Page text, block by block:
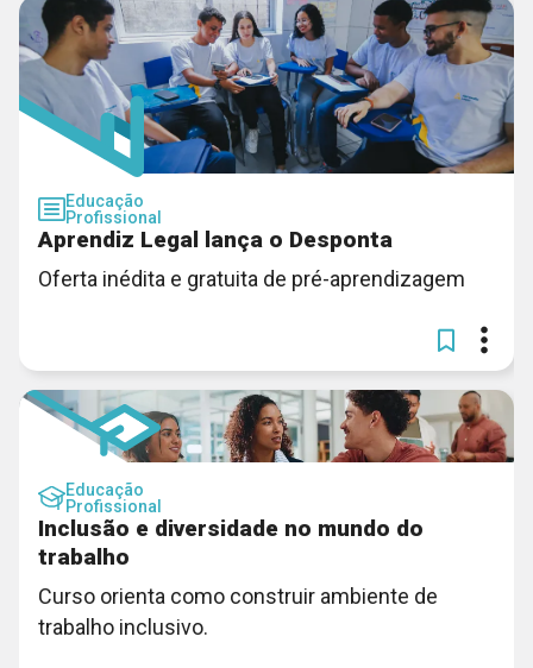
Educação
Profissional
Aprendiz Legal lança o Desponta
Oferta inédita e gratuita de pré-aprendizagem
Educação
Profissional
Inclusão e diversidade no mundo do
trabalho
Curso orienta como construir ambiente de
trabalho inclusivo.